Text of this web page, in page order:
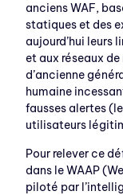
anciens WAF,
statiques et des
aujourd’hui leurs
et aux réseaux
d’ancienne
humaine
fausses alertes
utilisateurs
Pour relever ce
dans le WAAP
piloté par